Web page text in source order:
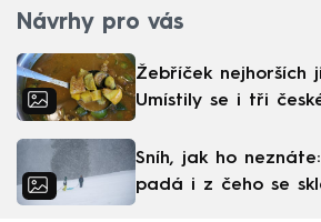
Návrhy pro vás
Žebříček nejhorších
Umístily se i tři
Sníh, jak ho
padá i z čeho se